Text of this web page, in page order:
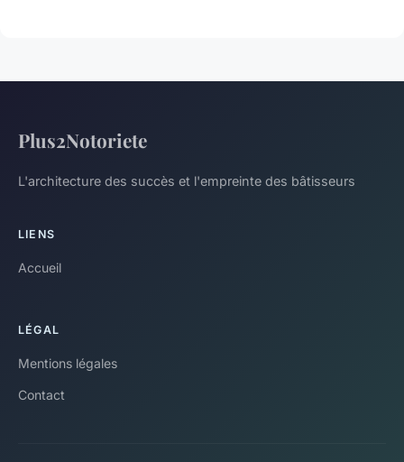
Plus2Notoriete
L'architecture des succès et l'empreinte des bâtisseurs
LIENS
Accueil
LÉGAL
Mentions légales
Contact